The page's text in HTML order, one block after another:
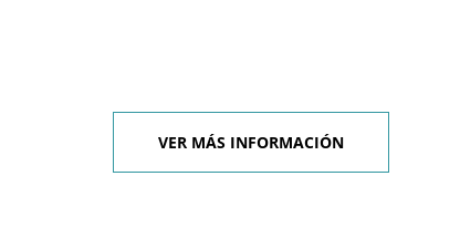
VER MÁS INFORMACIÓN